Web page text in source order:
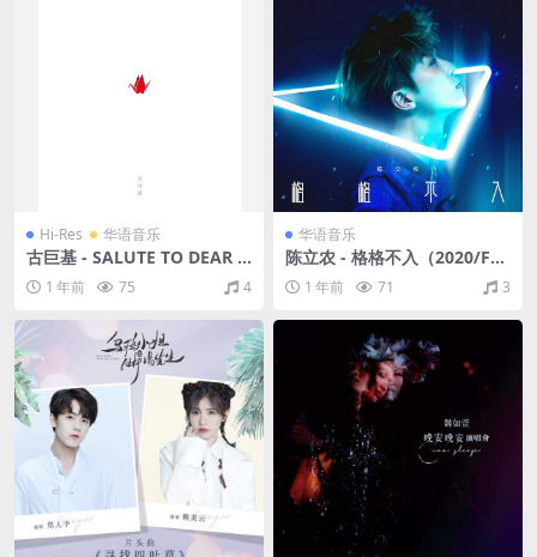
Hi-Res 华语音乐
古巨基 - SALUTE TO DEAR L
ESLIE（2017/FLAC/分轨/563
M）(24bit/48kHz)
1 年前 75 4
华语音乐
陈立农 - 格格不入（2020/FL
AC/分轨/313M）
1 年前 71 3